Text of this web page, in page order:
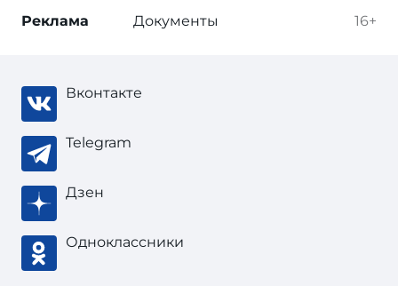
16+
Реклама Документы
Вконтакте
Telegram
Дзен
Одноклассники